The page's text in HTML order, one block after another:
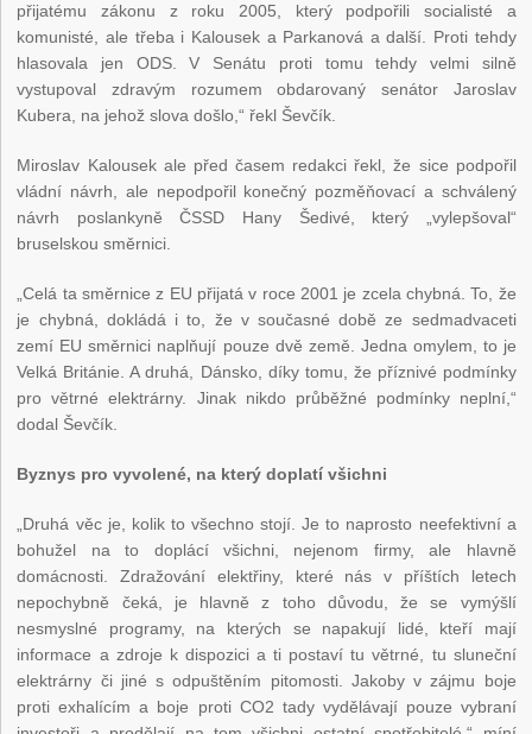
přijatému zákonu z roku 2005, který podpořili socialisté a
komunisté, ale třeba i Kalousek a Parkanová a další. Proti tehdy
hlasovala jen ODS. V Senátu proti tomu tehdy velmi silně
vystupoval zdravým rozumem obdarovaný senátor Jaroslav
Kubera, na jehož slova došlo,“ řekl Ševčík.
Miroslav Kalousek ale před časem redakci řekl, že sice podpořil
vládní návrh, ale nepodpořil konečný pozměňovací a schválený
návrh poslankyně ČSSD Hany Šedivé, který „vylepšoval“
bruselskou směrnici.
„Celá ta směrnice z EU přijatá v roce 2001 je zcela chybná. To, že
je chybná, dokládá i to, že v současné době ze sedmadvaceti
zemí EU směrnici naplňují pouze dvě země. Jedna omylem, to je
Velká Británie. A druhá, Dánsko, díky tomu, že příznivé podmínky
pro větrné elektrárny. Jinak nikdo průběžné podmínky neplní,“
dodal Ševčík.
Byznys pro vyvolené, na který doplatí všichni
„Druhá věc je, kolik to všechno stojí. Je to naprosto neefektivní a
bohužel na to doplácí všichni, nejenom firmy, ale hlavně
domácnosti. Zdražování elektřiny, které nás v příštích letech
nepochybně čeká, je hlavně z toho důvodu, že se vymýšlí
nesmyslné programy, na kterých se napakují lidé, kteří mají
informace a zdroje k dispozici a ti postaví tu větrné, tu sluneční
elektrárny či jiné s odpuštěním pitomosti. Jakoby v zájmu boje
proti exhalícím a boje proti CO2 tady vydělávají pouze vybraní